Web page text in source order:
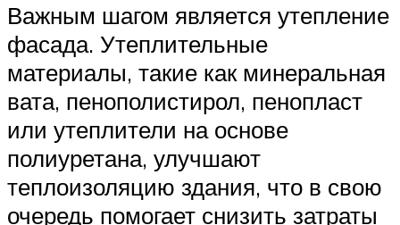
Важным шагом является утепление
фасада. Утеплительные
материалы, такие как минеральная
вата, пенополистирол, пенопласт
или утеплители на основе
полиуретана, улучшают
теплоизоляцию здания, что в свою
очередь помогает снизить затраты